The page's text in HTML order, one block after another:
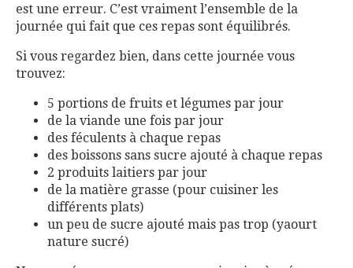
est une erreur. C’est vraiment l’ensemble de la
journée qui fait que ces repas sont équilibrés.
Si vous regardez bien, dans cette journée vous
trouvez:
5 portions de fruits et légumes par jour
de la viande une fois par jour
des féculents à chaque repas
des boissons sans sucre ajouté à chaque repas
2 produits laitiers par jour
de la matière grasse (pour cuisiner les
différents plats)
un peu de sucre ajouté mais pas trop (yaourt
nature sucré)